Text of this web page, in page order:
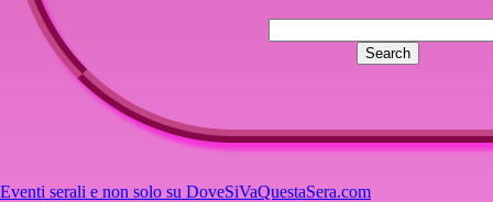
Eventi serali e non solo su DoveSiVaQuestaSera.com